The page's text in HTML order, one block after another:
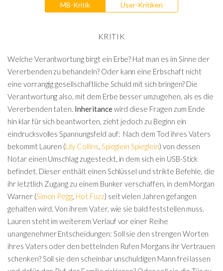
MB-Kritik User-Kritiken
KRITIK
Welche Verantwortung birgt ein Erbe? Hat man es im Sinne der
Vererbenden zu behandeln? Oder kann eine Erbschaft nicht
eine vorrangig gesellschaftliche Schuld mit sich bringen? Die
Verantwortung also, mit dem Erbe besser umzugehen, als es die
Vererbenden taten. Inheritancewird diese Fragen zum Ende
hin klar für sich beantworten, zieht jedoch zu Beginn ein
eindrucksvolles Spannungsfeld auf: Nach dem Tod ihres Vaters
bekommt Lauren (Lily Collins Spieglein Spieglein) von dessen
Notar einen Umschlag zugesteckt, in dem sich ein USB-Stick
befindet. Dieser enthält einen Schlüssel und strikte Befehle, die
ihr letztlich Zugang zu einem Bunker verschaffen, in dem Morgan
Warner (Simon Pegg Hot Fuzz) seit vielen Jahren gefangen
gehalten wird. Von ihrem Vater, wie sie bald feststellen muss.
Lauren steht im weiterem Verlauf vor einer Reihe
unangenehmer Entscheidungen: Soll sie den strengen Worten
ihres Vaters oder den bettelnden Rufen Morgans ihr Vertrauen
schenken? Soll sie den scheinbar unschuldigen Mann frei lassen